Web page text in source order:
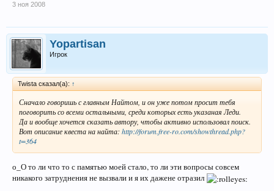
3 ноя 2008
Yopartisan
Игрок
Twista сказал(а): ↑
Сначало говоришь с главным Найтом, и он уже потом просит тебя
поговорить со всеми остальными, среди которых есть указаная Леди.
Да и вообще хочется сказать автору, чтобы активно использовал поиск.
Вот описание квеста на найта: http://forum.free-ro.com/showthread.php?
t=364
о_О то ли что то с памятью моей стало, то ли эти вопросы совсем
никакого затруднения не вызвали и я их дажене отразил